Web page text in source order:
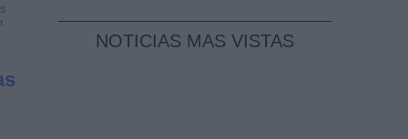
NOTICIAS MAS VISTAS